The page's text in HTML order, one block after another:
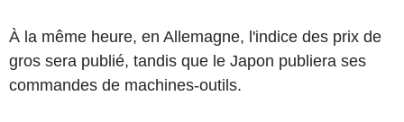
À la même heure, en Allemagne, l'indice des prix de
gros sera publié, tandis que le Japon publiera ses
commandes de machines-outils.